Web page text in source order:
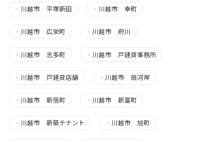
・ 川越市 平塚新田 ・ 川越市 幸町
・ 川越市 広栄町 ・ 川越市 府川
・ 川越市 志多町 ・ 川越市 戸建貸事務所
・ 川越市 戸建貸店舗 ・ 川越市 扇河岸
・ 川越市 新宿町 ・ 川越市 新富町
・ 川越市 新築テナント ・ 川越市 旭町